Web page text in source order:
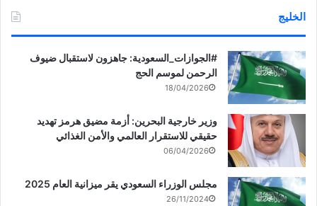
الخليج
‏‎#الجوازات_السعودية: جاهزون لاستقبال ضيوف
الرحمن لموسم الحج
18/04/2026
وزير خارجية البحرين: أزمة مضيق هرمز تهديد
حقيقي للاستقرار العالمي والأمن الغذائي
06/04/2026
مجلس الوزراء السعودي يقر ميزانية العام 2025
26/11/2024